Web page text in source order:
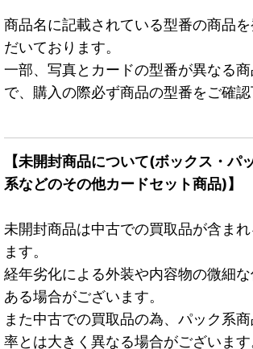
商品名に記載されている型番の商品
だいております。
一部、写真とカードの型番が異なる
で、購入の際必ず商品の型番をご確認
【未開封商品について(ボックス・パ
系などのその他カードセット商品)】
未開封商品は中古での買取品が含ま
ます。
経年劣化による外装や内容物の微細
ある場合がございます。
また中古での買取品の為、パック系
率とは大きく異なる場合がございます